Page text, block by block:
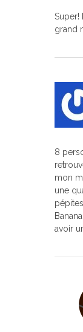
Super!
grand
8
mon
une
avoir